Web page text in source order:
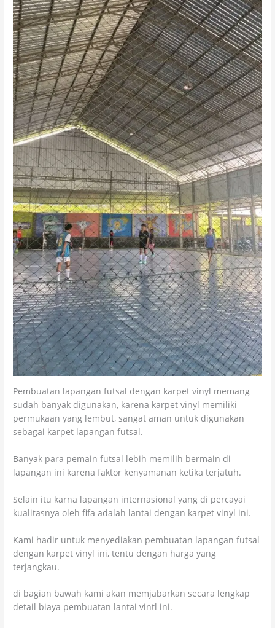
Pembuatan lapangan futsal dengan karpet vinyl memang
sudah banyak digunakan, karena karpet vinyl memiliki
permukaan yang lembut, sangat aman untuk digunakan
sebagai karpet lapangan futsal.
Banyak para pemain futsal lebih memilih bermain di
lapangan ini karena faktor kenyamanan ketika terjatuh.
Selain itu karna lapangan internasional yang di percayai
kualitasnya oleh fifa adalah lantai dengan karpet vinyl ini.
Kami hadir untuk menyediakan pembuatan lapangan futsal
dengan karpet vinyl ini, tentu dengan harga yang
terjangkau.
di bagian bawah kami akan memjabarkan secara lengkap
detail biaya pembuatan lantai vintl ini.